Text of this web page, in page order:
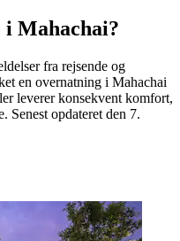
Mahachai?
fra rejsende og
en overnatning i Mahachai
leverer konsekvent komfort,
Senest opdateret den 7.